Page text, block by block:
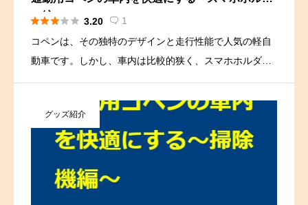
ー編～
 3.20  1
コペンは、その独特のデザインと走行性能で人気の軽自
動車です。しかし、車内は比較的狭く、スマホホルダー
を選ぶ際には注意が必要です。 そこで、今回はコペンに
似合うスマホホルダーの種類と選び方についてご紹介し
ます。 種類別にみ […]
グッズ紹介